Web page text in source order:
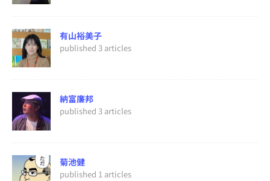
有山裕美子
published 3 articles
納富廉邦
published 3 articles
菊池健
published 1 articles